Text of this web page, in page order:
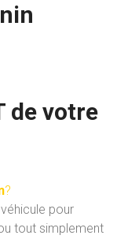
de votre
?
pour
tout simplement